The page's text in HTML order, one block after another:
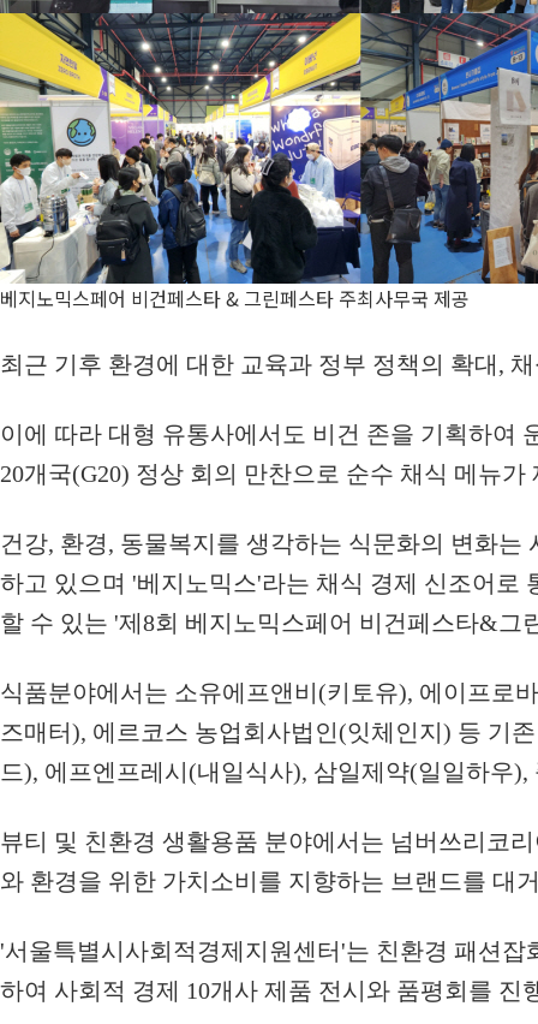
베지노믹스페어 비건페스타 & 그린페스타 주최사무국 제공
최근 기후 환경에 대한 교육과 정부 정책의 확대,
이에 따라 대형 유통사에서도 비건 존을 기획하여
20개국(G20) 정상 회의 만찬으로 순수 채식 메뉴가
건강, 환경, 동물복지를 생각하는 식문화의 변화
하고 있으며 '베지노믹스'라는 채식 경제 신조어로
할 수 있는 '제8회 베지노믹스페어 비건페스타&그
식품분야에서는 소유에프앤비(키토유), 에이프로
즈매터), 에르코스 농업회사법인(잇체인지) 등 기
드), 에프엔프레시(내일식사), 삼일제약(일일하우
뷰티 및 친환경 생활용품 분야에서는 넘버쓰리코
와 환경을 위한 가치소비를 지향하는 브랜드를 대
'서울특별시사회적경제지원센터'는 친환경 패션
하여 사회적 경제 10개사 제품 전시와 품평회를 진